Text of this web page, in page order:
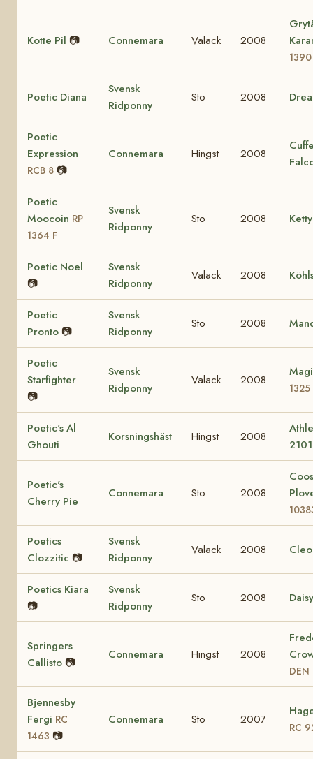
Kotte Pil 📷 Connemara Valack 2008
1390
Poetic Diana
Svensk
Ridponny
Sto 2008
Poetic
Expression
RCB 8 📷
Connemara Hingst 2008
Poetic
Moocoin RP
1364 F
Svensk
Ridponny
Sto 2008 Ketty
Poetic Noel
📷
Svensk
Ridponny
Valack 2008
Poetic
Pronto 📷
Svensk
Ridponny
Sto 2008
Poetic
Starfighter
📷
Svensk
Ridponny
Valack 2008
1325
Poetic's Al
Ghouti
Korsningshäst Hingst 2008
Poetic's
Cherry Pie
Connemara Sto 2008
Poetics
Clozzitic 📷
Svensk
Ridponny
Valack 2008
Poetics Kiara
📷
Svensk
Ridponny
Sto 2008 Daisy
Springers
Callisto 📷
Connemara Hingst 2008
Bjennesby
Fergi RC
1463 📷
Connemara Sto 2007
RC